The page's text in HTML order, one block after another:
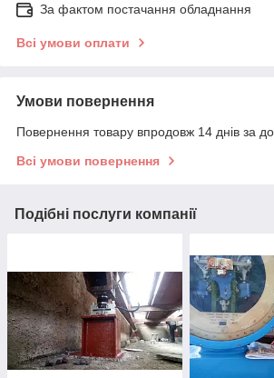
За фактом постачання обладнання
Всі умови оплати
Умови повернення
Повернення товару впродовж 14 днів за
Всі умови повернення
Подібні послуги компанії